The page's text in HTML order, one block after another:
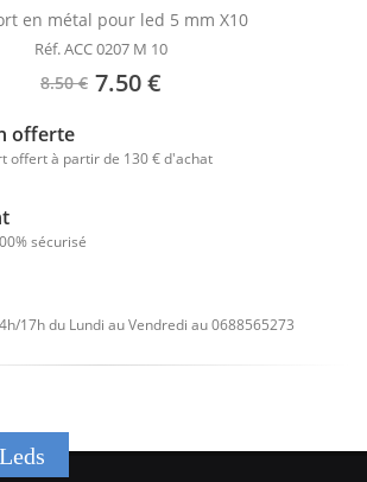
en métal pour led 5 mm X10
Réf. ACC 0207 M 10
8.50 € 7.50 €
offerte
offert à partir de 130 € d'achat
sécurisé
17h du Lundi au Vendredi au 0688565273